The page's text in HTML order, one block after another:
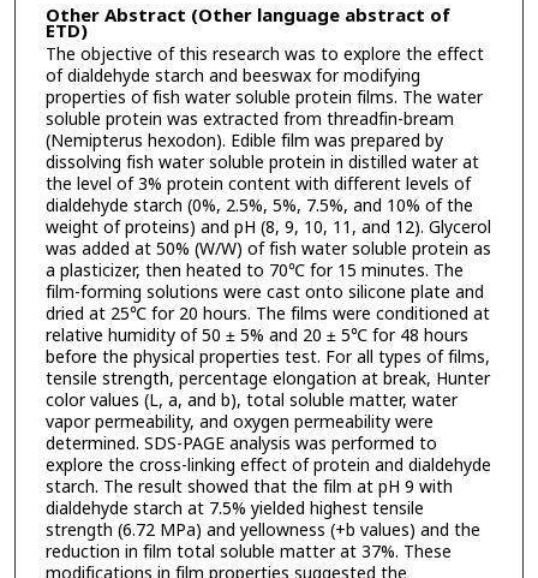
Other Abstract (Other language abstract of
ETD)
The objective of this research was to explore the effect
of dialdehyde starch and beeswax for modifying
properties of fish water soluble protein films. The water
soluble protein was extracted from threadfin-bream
(Nemipterus hexodon). Edible film was prepared by
dissolving fish water soluble protein in distilled water at
the level of 3% protein content with different levels of
dialdehyde starch (0%, 2.5%, 5%, 7.5%, and 10% of the
weight of proteins) and pH (8, 9, 10, 11, and 12). Glycerol
was added at 50% (W/W) of fish water soluble protein as
a plasticizer, then heated to 70℃ for 15 minutes. The
film-forming solutions were cast onto silicone plate and
dried at 25℃ for 20 hours. The films were conditioned at
relative humidity of 50 ± 5% and 20 ± 5℃ for 48 hours
before the physical properties test. For all types of films,
tensile strength, percentage elongation at break, Hunter
color values (L, a, and b), total soluble matter, water
vapor permeability, and oxygen permeability were
determined. SDS-PAGE analysis was performed to
explore the cross-linking effect of protein and dialdehyde
starch. The result showed that the film at pH 9 with
dialdehyde starch at 7.5% yielded highest tensile
strength (6.72 MPa) and yellowness (+b values) and the
reduction in film total soluble matter at 37%. These